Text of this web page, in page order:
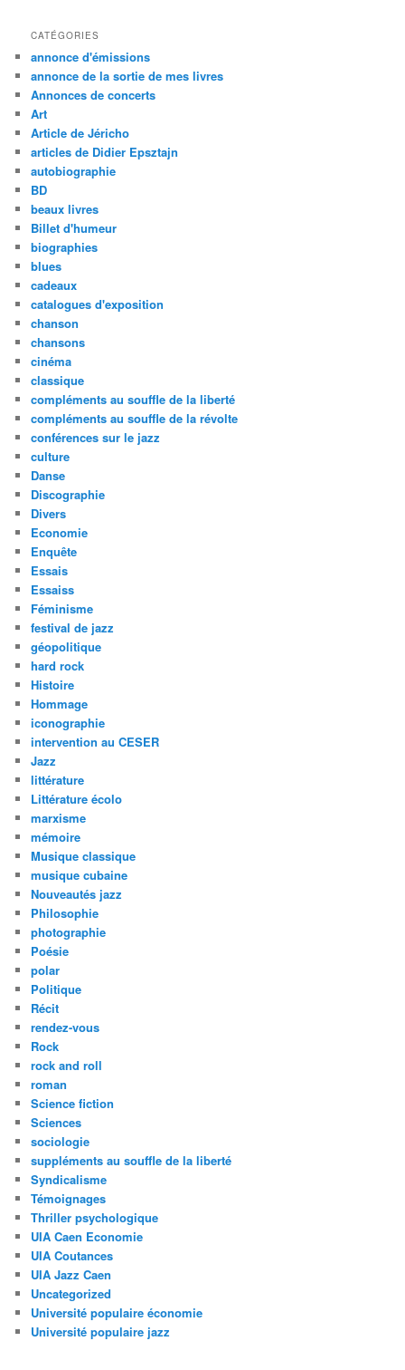
CATÉGORIES
annonce d'émissions
annonce de la sortie de mes livres
Annonces de concerts
Art
Article de Jéricho
articles de Didier Epsztajn
autobiographie
BD
beaux livres
Billet d'humeur
biographies
blues
cadeaux
catalogues d'exposition
chanson
chansons
cinéma
classique
compléments au souffle de la liberté
compléments au souffle de la révolte
conférences sur le jazz
culture
Danse
Discographie
Divers
Economie
Enquête
Essais
Essaiss
Féminisme
festival de jazz
géopolitique
hard rock
Histoire
Hommage
iconographie
intervention au CESER
Jazz
littérature
Littérature écolo
marxisme
mémoire
Musique classique
musique cubaine
Nouveautés jazz
Philosophie
photographie
Poésie
polar
Politique
Récit
rendez-vous
Rock
rock and roll
roman
Science fiction
Sciences
sociologie
suppléments au souffle de la liberté
Syndicalisme
Témoignages
Thriller psychologique
UIA Caen Economie
UIA Coutances
UIA Jazz Caen
Uncategorized
Université populaire économie
Université populaire jazz